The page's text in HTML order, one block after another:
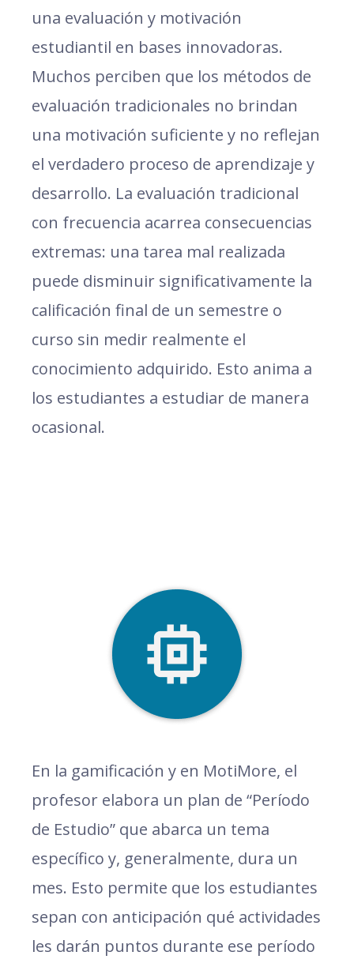
una evaluación y motivación
estudiantil en bases innovadoras.
Muchos perciben que los métodos de
evaluación tradicionales no brindan
una motivación suficiente y no reflejan
el verdadero proceso de aprendizaje y
desarrollo. La evaluación tradicional
con frecuencia acarrea consecuencias
extremas: una tarea mal realizada
puede disminuir significativamente la
calificación final de un semestre o
curso sin medir realmente el
conocimiento adquirido. Esto anima a
los estudiantes a estudiar de manera
ocasional.
En la gamificación y en MotiMore, el
profesor elabora un plan de “Período
de Estudio” que abarca un tema
específico y, generalmente, dura un
mes. Esto permite que los estudiantes
sepan con anticipación qué actividades
les darán puntos durante ese período